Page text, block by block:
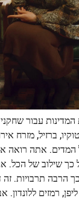
עבור שחקני
ברזיל, מזרח
המדים. אתה רואה
כך שילוב של הכל.
תרבויות. זה
רמזים